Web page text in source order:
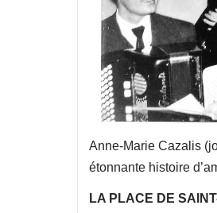
Anne-Marie Cazalis
étonnante histoire
LA PLACE DE